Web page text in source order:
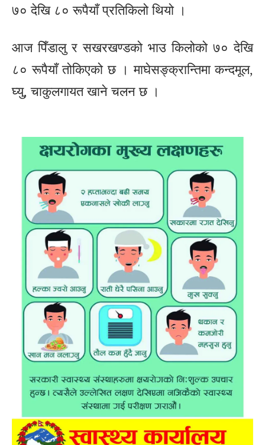
७० देखि ८० रूपैयाँ प्रतिकिलो थियो ।
आज पिँडालु र सखरखण्डको भाउ किलोको ७० देखि
८० रूपैयाँ तोकिएको छ । माघेसङ्क्रान्तिमा कन्दमूल,
घ्यु, चाकुलगायत खाने चलन छ ।